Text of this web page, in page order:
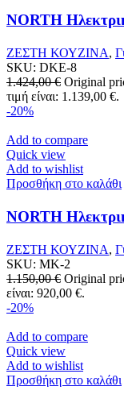
NORTH
ΖΕΣΤΗ ΚΟΥΖΙΝΑ,
SKU: DKE-8
1.424,00€ Original
τιμή είναι: 1.139,00 €.
-20%
Add to compare
Quick view
Add to wishlist
Προσθήκη στο καλάθι
NORTH
ΖΕΣΤΗ ΚΟΥΖΙΝΑ,
SKU: MK-2
1.150,00€ Original
είναι: 920,00 €.
-20%
Add to compare
Quick view
Add to wishlist
Προσθήκη στο καλάθι